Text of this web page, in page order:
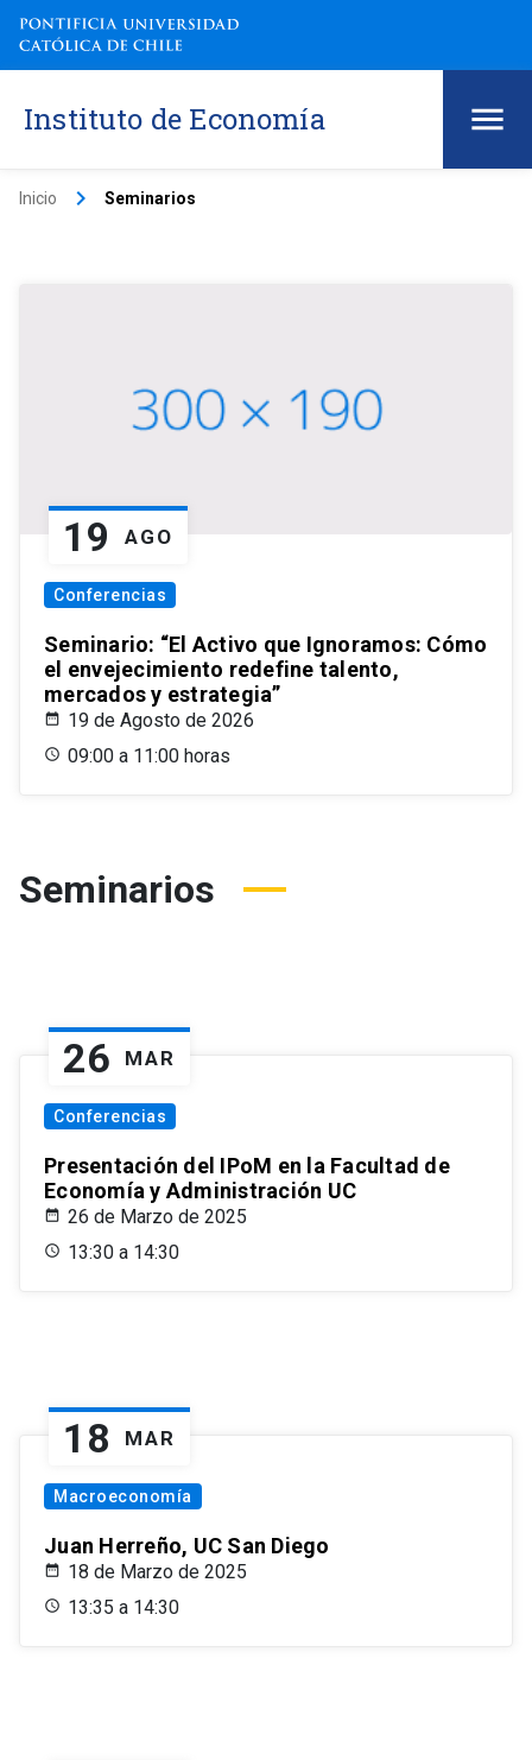
Instituto de Economía
Inicio keyboard_arrow_right Seminarios
19 AGO
Conferencias
Seminario: “El Activo que Ignoramos: Cómo
el envejecimiento redefine talento,
mercados y estrategia”
19 de Agosto de 2026
09:00 a 11:00 horas
Seminarios
26 MAR
Conferencias
Presentación del IPoM en la Facultad de
Economía y Administración UC
26 de Marzo de 2025
13:30 a 14:30
18 MAR
Macroeconomía
Juan Herreño, UC San Diego
18 de Marzo de 2025
13:35 a 14:30